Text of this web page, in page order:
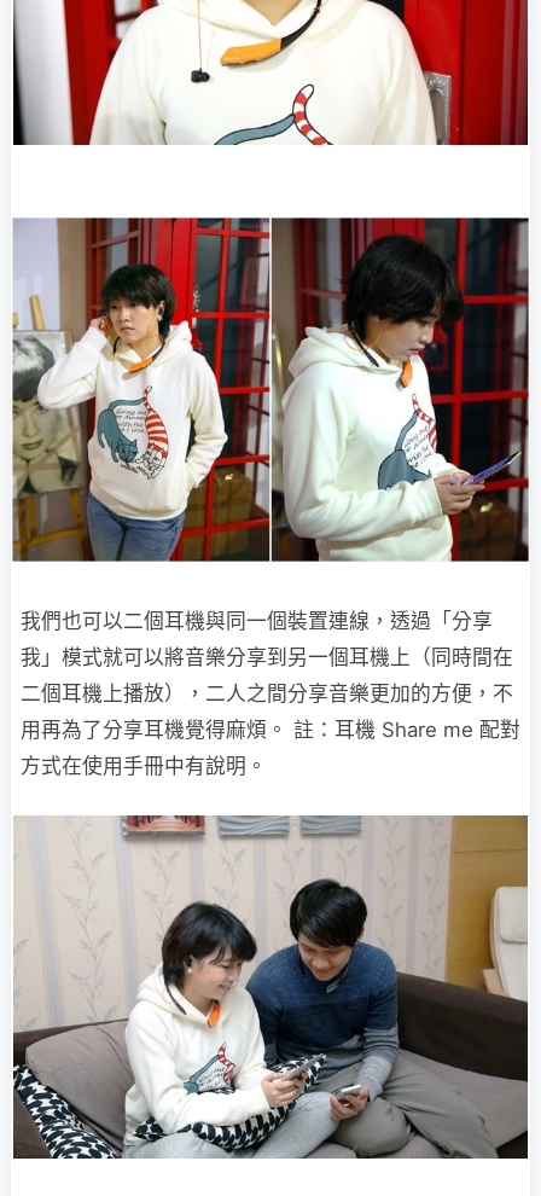
我們也可以二個耳機與同一個裝置連線，透過「分享
我」模式就可以將音樂分享到另一個耳機上（同時間在
二個耳機上播放），二人之間分享音樂更加的方便，不
用再為了分享耳機覺得麻煩。 註：耳機 Share me 配對
方式在使用手冊中有說明。